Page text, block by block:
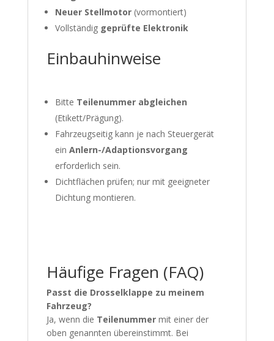
Neuer Stellmotor(vormontiert)
Vollständig geprüfte Elektronik
Einbauhinweise
Bitte Teilenummer abgleichen
(Etikett/Prägung).
Fahrzeugseitig kann je nach Steuergerät
ein Anlern-/Adaptionsvorgang
erforderlich sein.
Dichtflächen prüfen; nur mit geeigneter
Dichtung montieren.
Häufige Fragen (FAQ)
Passt die Drosselklappe zu meinem
Fahrzeug?
Ja, wenn die Teilenummermit einer der
oben genannten übereinstimmt. Bei